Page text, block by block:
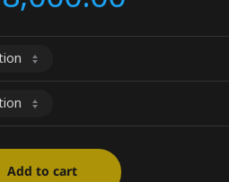
เครื่องดื่ม ชั้นวางโชว์ ชั้นวางข้อต่อ quantity
Add to cart